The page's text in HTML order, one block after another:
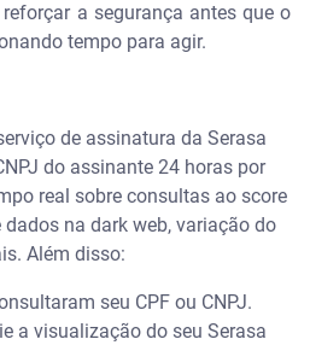
a segurança antes que o
tempo para agir.
de assinatura da Serasa
do assinante 24 horas por
real sobre consultas ao score
na dark web, variação do
Além disso:
seu CPF ou CNPJ.
a visualização do seu Serasa